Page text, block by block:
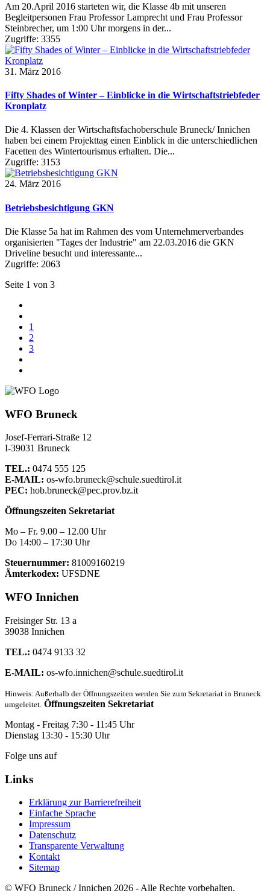
Am 20.April 2016 starteten wir, die Klasse 4b mit unseren
Begleitpersonen Frau Professor Lamprecht und Frau Professor
Steinbrecher, um 1:00 Uhr morgens in der...
Zugriffe: 3355
31. März 2016
Fifty Shades of Winter – Einblicke in die Wirtschaftstriebfeder
Kronplatz
Die 4. Klassen der Wirtschaftsfachoberschule Bruneck/ Innichen
haben bei einem Projekttag einen Einblick in die unterschiedlichen
Facetten des Wintertourismus erhalten. Die...
Zugriffe: 3153
24. März 2016
Betriebsbesichtigung GKN
Die Klasse 5a hat im Rahmen des vom Unternehmerverbandes
organisierten "Tages der Industrie" am 22.03.2016 die GKN
Driveline besucht und interessante...
Zugriffe: 2063
Seite 1 von 3
1
2
3
WFO Bruneck
Josef-Ferrari-Straße 12
I-39031 Bruneck
TEL.: 0474 555 125
E-MAIL: os-wfo.bruneck@schule.suedtirol.it
PEC: hob.bruneck@pec.prov.bz.it
Öffnungszeiten Sekretariat
Mo – Fr. 9.00 – 12.00 Uhr
Do 14:00 – 17:30 Uhr
Steuernummer: 81009160219
Ämterkodex: UFSDNE
WFO Innichen
Freisinger Str. 13 a
39038 Innichen
TEL.: 0474 9133 32
E-MAIL: os-wfo.innichen@schule.suedtirol.it
Hinweis: Außerhalb der Öffnungszeiten werden Sie zum Sekretariat in Bruneck
umgeleitet. Öffnungszeiten Sekretariat
Montag - Freitag 7:30 - 11:45 Uhr
Dienstag 13:30 - 15:30 Uhr
Folge uns auf
Links
Erklärung zur Barrierefreiheit
Einfache Sprache
Impressum
Datenschutz
Transparente Verwaltung
Kontakt
Sitemap
© WFO Bruneck / Innichen 2026 - Alle Rechte vorbehalten.